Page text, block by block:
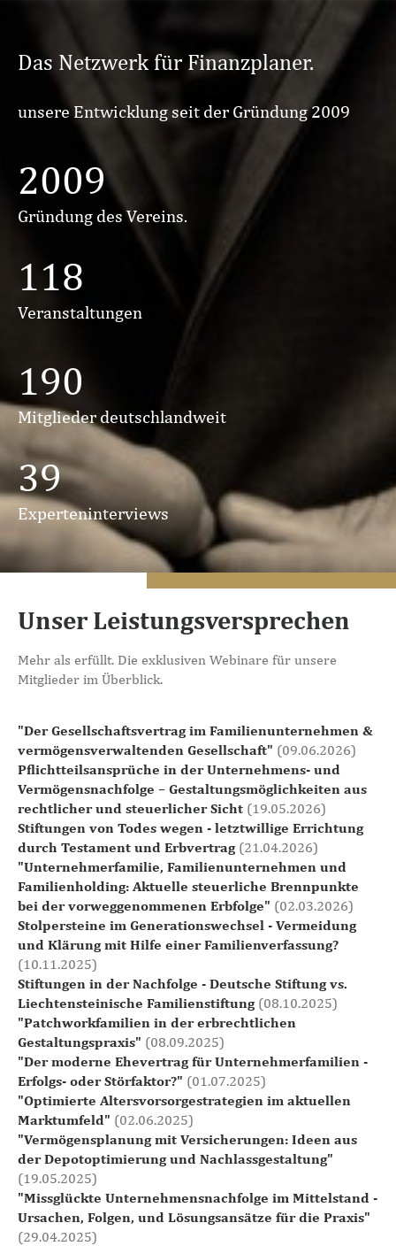
Das Netzwerk für Finanzplaner.
unsere Entwicklung seit der Gründung 2009
2009
Gründung des Vereins.
118
Veranstaltungen
190
Mitglieder deutschlandweit
39
Experteninterviews
Unser Leistungsversprechen
Mehr als erfüllt. Die exklusiven Webinare für unsere
Mitglieder im Überblick.
"Der Gesellschaftsvertrag im Familienunternehmen &
vermögensverwaltenden Gesellschaft" (09.06.2026)
Pflichtteilsansprüche in der Unternehmens- und
Vermögensnachfolge – Gestaltungsmöglichkeiten aus
rechtlicher und steuerlicher Sicht (19.05.2026)
Stiftungen von Todes wegen - letztwillige Errichtung
durch Testament und Erbvertrag(21.04.2026)
"Unternehmerfamilie, Familienunternehmen und
Familienholding: Aktuelle steuerliche Brennpunkte
bei der vorweggenommenen Erbfolge" (02.03.2026)
Stolpersteine im Generationswechsel - Vermeidung
und Klärung mit Hilfe einer Familienverfassung?
(10.11.2025)
Stiftungen in der Nachfolge - Deutsche Stiftung vs.
Liechtensteinische Familienstiftung(08.10.2025)
"Patchworkfamilien in der erbrechtlichen
Gestaltungspraxis" (08.09.2025)
"Der moderne Ehevertrag für Unternehmerfamilien -
Erfolgs- oder Störfaktor?" (01.07.2025)
"Optimierte Altersvorsorgestrategien im aktuellen
Marktumfeld" (02.06.2025)
"Vermögensplanung mit Versicherungen: Ideen aus
der Depotoptimierung und Nachlassgestaltung"
(19.05.2025)
"Missglückte Unternehmensnachfolge im Mittelstand -
Ursachen, Folgen, und Lösungsansätze für die Praxis"
(29.04.2025)